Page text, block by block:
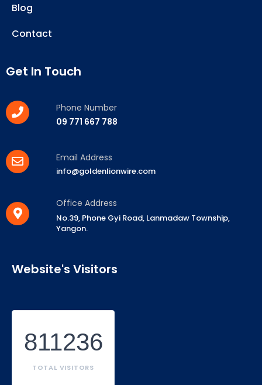
Blog
Contact
Get In Touch
Phone Number
09 771 667 788
Email Address
info@goldenlionwire.com
Office Address
No.39, Phone Gyi Road, Lanmadaw Township,
Yangon.
Website's Visitors
811236
TOTAL VISITORS